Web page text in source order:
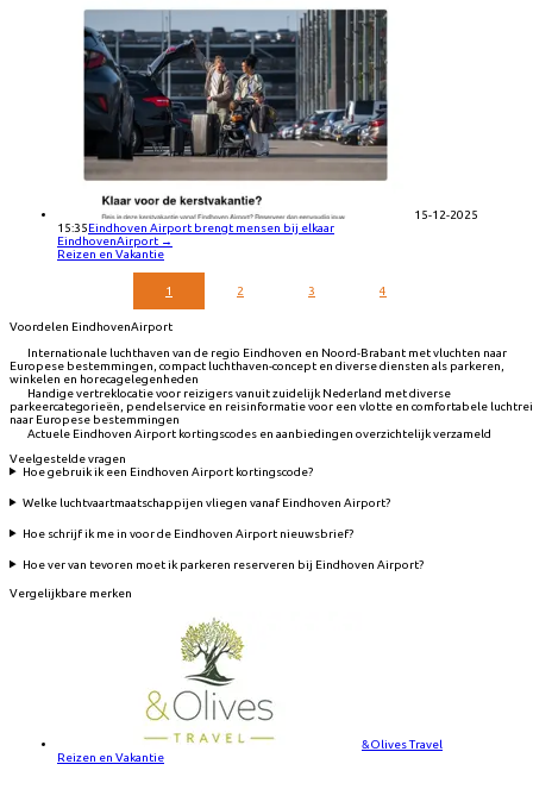
15-12-2025
15:35Eindhoven Airport brengt mensen bij elkaar
EindhovenAirport →
Reizen en Vakantie
1 2 3 4
Voordelen EindhovenAirport
Internationale luchthaven van de regio Eindhoven en Noord-Brabant met vluchten naar
Europese bestemmingen, compact luchthaven-concept en diverse diensten als parkeren,
winkelen en horecagelegenheden
Handige vertreklocatie voor reizigers vanuit zuidelijk Nederland met diverse
parkeercategorieën, pendelservice en reisinformatie voor een vlotte en comfortabele
naar Europese bestemmingen
Actuele Eindhoven Airport kortingscodes en aanbiedingen overzichtelijk verzameld
Veelgestelde vragen
Hoe gebruik ik een Eindhoven Airport kortingscode?
Welke luchtvaartmaatschappijen vliegen vanaf Eindhoven Airport?
Hoe schrijf ik me in voor de Eindhoven Airport nieuwsbrief?
Hoe ver van tevoren moet ik parkeren reserveren bij Eindhoven Airport?
Vergelijkbare merken
&Olives Travel
Reizen en Vakantie